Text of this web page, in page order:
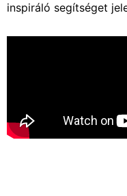
inspiráló segítséget